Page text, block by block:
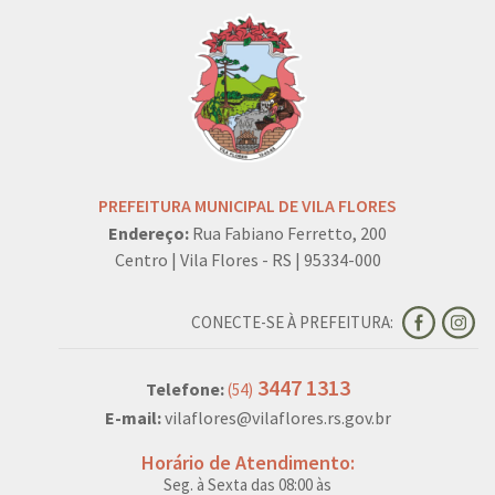
PREFEITURA MUNICIPAL DE VILA FLORES
Endereço: Rua Fabiano Ferretto, 200
Centro | Vila Flores - RS | 95334-000
CONECTE-SE À PREFEITURA:
Telefone:(54) 3447 1313
E-mail:vilaflores@vilaflores.rs.gov.br
Horário de Atendimento:
Seg. à Sexta das 08:00 às